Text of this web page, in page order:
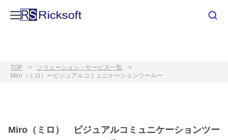
TOP
ソリューション・サービス一覧
Miro（ミロ）ービジュアルコミュニケーションツールー
Miro（ミロ） ビジュアルコミュニケーションツー